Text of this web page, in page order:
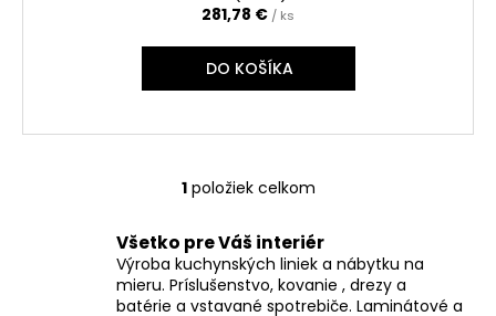
281,78 € / ks
DO KOŠÍKA
O
l
á
d
1položiek celkom
Všetko pre Váš interiér
Výroba kuchynských liniek a nábytku na
mieru. Príslušenstvo, kovanie , drezy a
batérie a vstavané spotrebiče. Laminátové a